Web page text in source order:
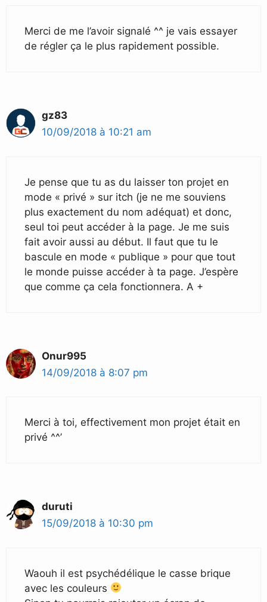
Merci de me l’avoir signalé ^^ je vais essayer
de régler ça le plus rapidement possible.
gz83
10/09/2018 à 10:21 am
Je pense que tu as du laisser ton projet en
mode « privé » sur itch (je ne me souviens
plus exactement du nom adéquat) et donc,
seul toi peut accéder à la page. Je me suis
fait avoir aussi au début. Il faut que tu le
bascule en mode « publique » pour que tout
le monde puisse accéder à ta page. J’espère
que comme ça cela fonctionnera. A +
Onur995
14/09/2018 à 8:07 pm
Merci à toi, effectivement mon projet était en
privé ^^’
duruti
15/09/2018 à 10:30 pm
Waouh il est psychédélique le casse brique
avec les couleurs